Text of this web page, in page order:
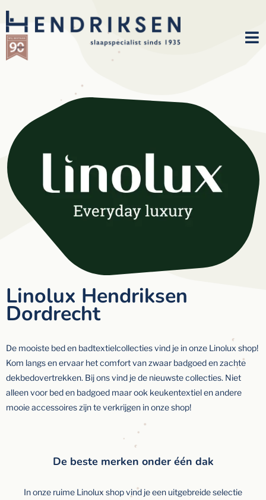
Linolux Hendriksen
Dordrecht
De mooiste bed en badtextielcollecties vind je in onze Linolux shop!
Kom langs en ervaar het comfort van zwaar badgoed en zachte
dekbedovertrekken. Bij ons vind je de nieuwste collecties. Niet
alleen voor bed en badgoed maar ook keukentextiel en andere
mooie accessoires zijn te verkrijgen in onze shop!
De beste merken onder één dak
In onze ruime Linolux shop vind je een uitgebreide selectie